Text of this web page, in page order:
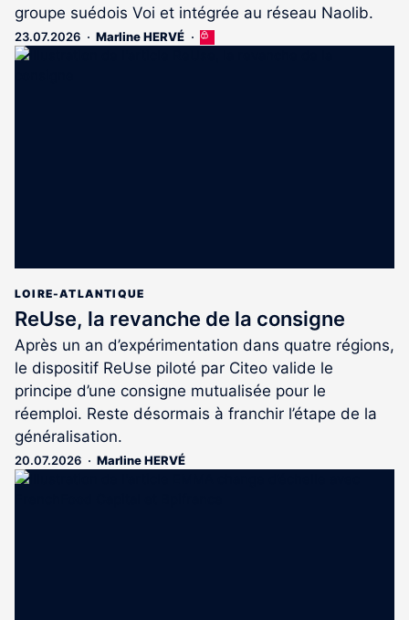
groupe suédois Voi et intégrée au réseau Naolib.
23.07.2026 Marline HERVÉ
Cet
LOIRE-ATLANTIQUE
ReUse, la revanche de la consigne
Après un an d’expérimentation dans quatre régions,
le dispositif ReUse piloté par Citeo valide le
principe d’une consigne mutualisée pour le
réemploi. Reste désormais à franchir l’étape de la
généralisation.
20.07.2026 Marline HERVÉ